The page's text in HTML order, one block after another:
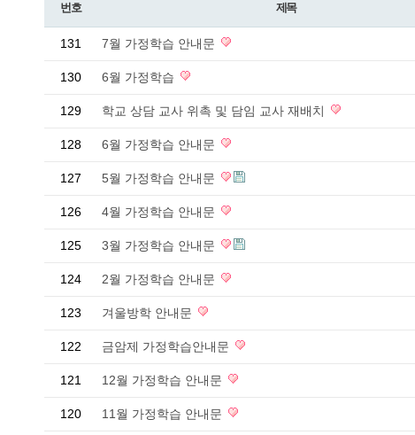
번호 제목
131 7월 가정학습 안내문
130 6월 가정학습
129 학교 상담 교사 위촉 및 담임 교사 재배치
128 6월 가정학습 안내문
127 5월 가정학습 안내문
126 4월 가정학습 안내문
125 3월 가정학습 안내문
124 2월 가정학습 안내문
123 겨울방학 안내문
122 금암제 가정학습안내문
121 12월 가정학습 안내문
120 11월 가정학습 안내문